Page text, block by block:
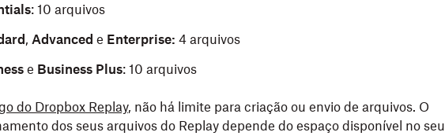
: 10 arquivos
, Advanced e Enterprise: 4 arquivos
e Business Plus: 10 arquivos
do Dropbox Replay, não há limite para criação ou envio de arquivos. O
dos seus arquivos do Replay depende do espaço disponível no seu